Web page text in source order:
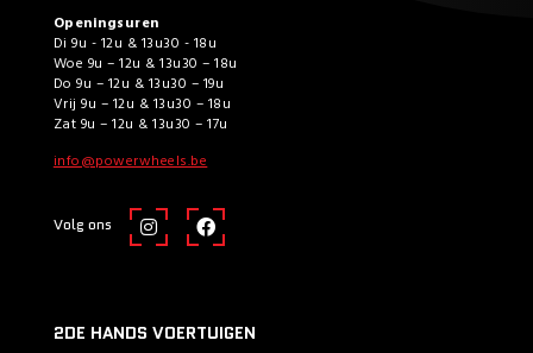
Openingsuren
Di 9u - 12u & 13u30 - 18u
Woe 9u – 12u & 13u30 – 18u
Do 9u – 12u & 13u30 – 19u
Vrij 9u – 12u & 13u30 – 18u
Zat 9u – 12u & 13u30 – 17u
info@powerwheels.be
Volg ons
2DE HANDS VOERTUIGEN